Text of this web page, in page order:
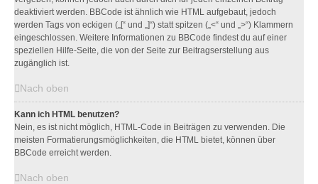
deaktiviert werden. BBCode ist ähnlich wie HTML aufgebaut, jedoch
werden Tags von eckigen („[“ und „]“) statt spitzen („<“ und „>“) Klammern
eingeschlossen. Weitere Informationen zu BBCode findest du auf einer
speziellen Hilfe-Seite, die von der Seite zur Beitragserstellung aus
zugänglich ist.
Nach oben
Kann ich HTML benutzen?
Nein, es ist nicht möglich, HTML-Code in Beiträgen zu verwenden. Die
meisten Formatierungsmöglichkeiten, die HTML bietet, können über
BBCode erreicht werden.
Nach oben